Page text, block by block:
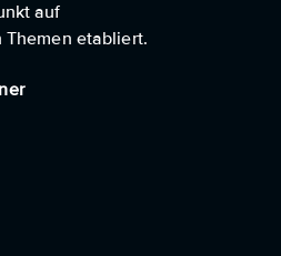
auf
etabliert.